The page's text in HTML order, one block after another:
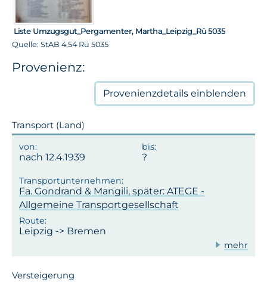
Liste Umzugsgut_Pergamenter, Martha_Leipzig_Rü 5035
Quelle: StAB 4,54 Rü 5035
Provenienz:
Provenienzdetails einblenden
Transport (Land)
nach 12.4.1939
Fa. Gondrand & Mangili, später: ATEGE -
Allgemeine Transportgesellschaft
Leipzig -> Bremen
mehr
Versteigerung